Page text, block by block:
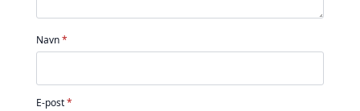
Navn*
E-post*